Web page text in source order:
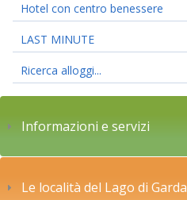
Hotel con centro benessere
LAST MINUTE
Ricerca alloggi...
Informazioni e servizi
Le località del Lago di Garda